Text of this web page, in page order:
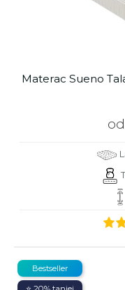
Materac Sueno
od
Bestseller